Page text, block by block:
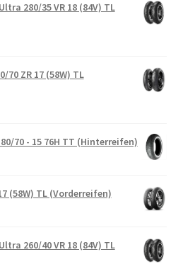
280/35 VR 18 (84V) TL
70 ZR 17 (58W) TL
70 - 15 76H TT (Hinterreifen)
(58W) TL (Vorderreifen)
260/40 VR 18 (84V) TL